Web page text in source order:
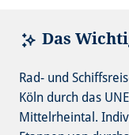
Das
Rad- und
Köln durch das
Mittelrheintal.